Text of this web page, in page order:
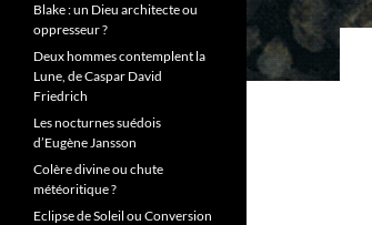
Blake : un Dieu architecte ou
oppresseur ?
Deux hommes contemplent la
Lune, de Caspar David
Friedrich
Les nocturnes suédois
d’Eugène Jansson
Colère divine ou chute
météoritique ?
Eclipse de Soleil ou Conversion